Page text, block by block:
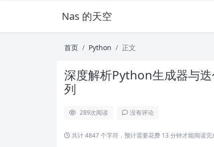
Nas 的天空
首页 Python 正文
深度解析Python生成器与
列
289次阅读 没有评论
共计 4847 个字符，预计需要花费 13 分钟才能阅读完